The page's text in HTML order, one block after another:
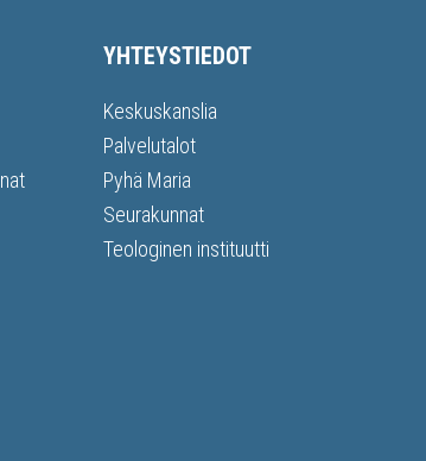
YHTEYSTIEDOT
Keskuskanslia
Palvelutalot
Pyhä Maria
Seurakunnat
Teologinen instituutti